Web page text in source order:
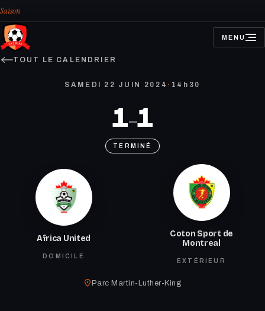
Saison
MENU
OUVRIR
LE
TOUT LE CALENDRIER
SAMEDI 22 JUIN 2024 · 14h30
Africa United
DOMICILE
1–1
TERMINÉ
Coton Sport de
Montreal
EXTÉRIEUR
Parc Martin-Luther-King